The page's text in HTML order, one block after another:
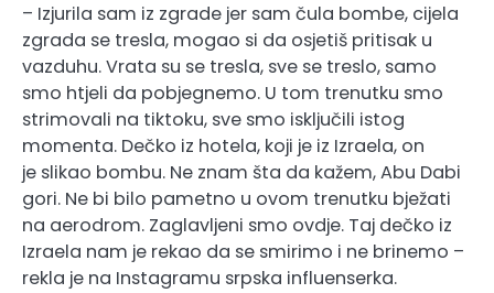
– Izjurila sam iz zgrade jer sam čula bombe, cijela
zgrada se tresla, mogao si da osjetiš pritisak u
vazduhu. Vrata su se tresla, sve se treslo, samo
smo htjeli da pobjegnemo. U tom trenutku smo
strimovali na tiktoku, sve smo isključili istog
momenta. Dečko iz hotela, koji je iz Izraela, on
je slikao bombu. Ne znam šta da kažem, Abu Dabi
gori. Ne bi bilo pametno u ovom trenutku bježati
na aerodrom. Zaglavljeni smo ovdje. Taj dečko iz
Izraela nam je rekao da se smirimo i ne brinemo –
rekla je na Instagramu srpska influenserka.